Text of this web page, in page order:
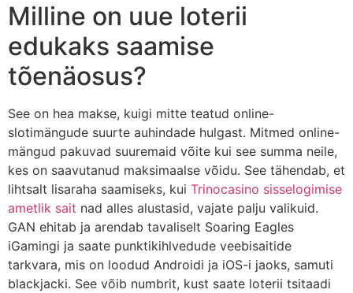
Milline on uue loterii
edukaks saamise
tõenäosus?
See on hea makse, kuigi mitte teatud online-
slotimängude suurte auhindade hulgast. Mitmed online-
mängud pakuvad suuremaid võite kui see summa neile,
kes on saavutanud maksimaalse võidu. See tähendab, et
lihtsalt lisaraha saamiseks, kui Trinocasino sisselogimise
ametlik sait nad alles alustasid, vajate palju valikuid.
GAN ehitab ja arendab tavaliselt Soaring Eagles
iGamingi ja saate punktikihlvedude veebisaitide
tarkvara, mis on loodud Androidi ja iOS-i jaoks, samuti
blackjacki. See võib numbrit, kust saate loterii tsitaadi